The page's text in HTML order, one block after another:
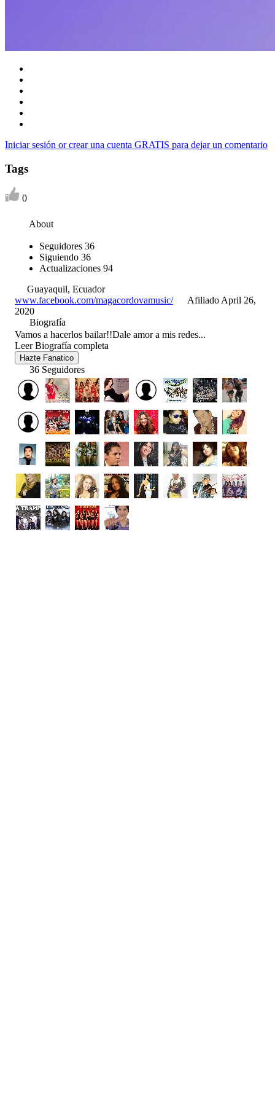
Iniciar sesión or crear una cuenta GRATIS para dejar un comentario
Tags
0
About
Seguidores 36
Siguiendo 36
Actualizaciones 94
Guayaquil, Ecuador
www.facebook.com/magacordovamusic/
Afiliado April 26,
2020
Biografía
Vamos a hacerlos bailar!!Dale amor a mis redes...
Leer Biografía completa
Hazte Fanatico
36 Seguidores